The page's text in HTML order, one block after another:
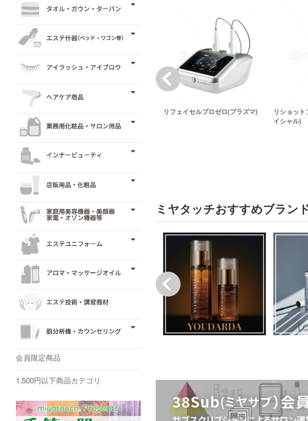
リフェイセルプロゼロ(プラズマ)
リショッ
イシャル)
ミヤタッチおすすめブラン
会員限定商品
1,500円以下商品カテゴリ